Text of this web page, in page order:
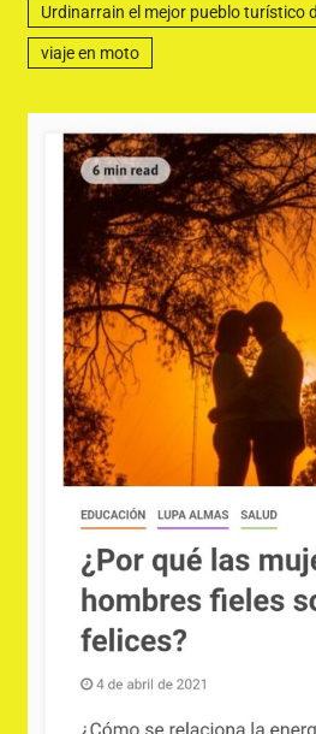
Urdinarrain el mejor pueblo turístico
viaje en moto